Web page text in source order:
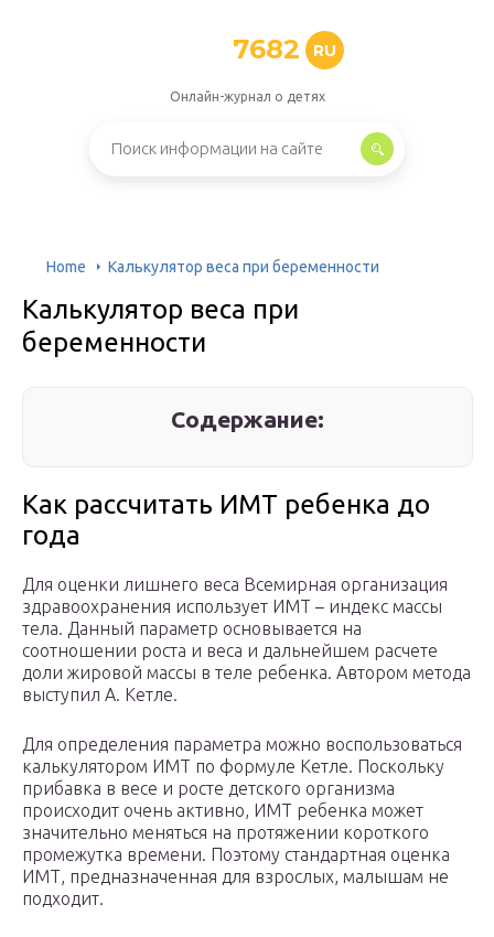
7682 RU
Онлайн-журнал о детях
Home Калькулятор веса при беременности
Калькулятор веса при
беременности
Содержание:
Как рассчитать ИМТ ребенка до
года
Для оценки лишнего веса Всемирная организация
здравоохранения использует ИМТ – индекс массы
тела. Данный параметр основывается на
соотношении роста и веса и дальнейшем расчете
доли жировой массы в теле ребенка. Автором метода
выступил А. Кетле.
Для определения параметра можно воспользоваться
калькулятором ИМТ по формуле Кетле. Поскольку
прибавка в весе и росте детского организма
происходит очень активно, ИМТ ребенка может
значительно меняться на протяжении короткого
промежутка времени. Поэтому стандартная оценка
ИМТ, предназначенная для взрослых, малышам не
подходит.